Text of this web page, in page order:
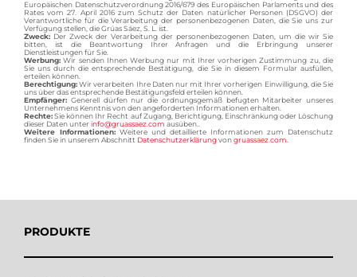
Europäischen Datenschutzverordnung 2016/679 des Europäischen Parlaments und des
Rates vom 27. April 2016 zum Schutz der Daten natürlicher Personen (DSGVO) der
Verantwortliche für die Verarbeitung der personenbezogenen Daten, die Sie uns zur
Verfügung stellen, die Grúas Sáez, S. L. ist.
Zweck: Der Zweck der Verarbeitung der personenbezogenen Daten, um die wir Sie
bitten, ist die Beantwortung Ihrer Anfragen und die Erbringung unserer
Dienstleistungen für Sie.
Werbung: Wir senden Ihnen Werbung nur mit Ihrer vorherigen Zustimmung zu, die
Sie uns durch die entsprechende Bestätigung, die Sie in diesem Formular ausfüllen,
erteilen können.
Berechtigung:Wir verarbeiten Ihre Daten nur mit Ihrer vorherigen Einwilligung, die Sie
uns über das entsprechende Bestätigungsfeld erteilen können.
Empfänger: Generell dürfen nur die ordnungsgemäß befugten Mitarbeiter unseres
Unternehmens Kenntnis von den angeforderten Informationen erhalten.
Rechte:Sie können Ihr Recht auf Zugang, Berichtigung, Einschränkung oder Löschung
dieser Daten unterinfo@gruassaez.com ausüben..
Weitere Informationen: Weitere und detaillierte Informationen zum Datenschutz
finden Sie in unserem Abschnitt Datenschutzerklärungvongruassaez.com
PRODUKTE